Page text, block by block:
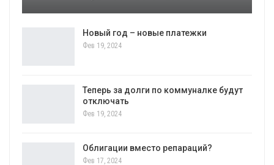
Новый год – новые платежки
Фев 19, 2024
Теперь за долги по коммуналке будут
отключать
Фев 19, 2024
Облигации вместо репараций?
Фев 17, 2024